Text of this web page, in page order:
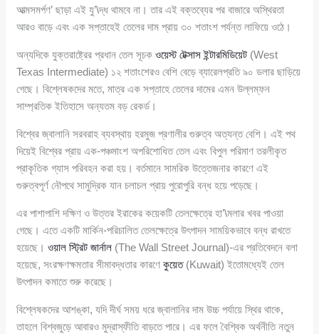
আত্মসমর্পণ’ ছাড়া এই যু’\দ্ধ থামবে না। তার এই বক্তব্যের পর বাজারে অস্থিরতা
আরও বাড়ে এবং এক সপ্তাহেই তেলের দাম প্রায় ৩০ শতাংশ পর্যন্ত লাফিয়ে ওঠে।
অন্যদিকে যুক্তরাষ্ট্রের প্রধান তেল সূচকওয়েস্ট টেক্সাস ইন্টারমিডিয়েট (West
Texas Intermediate) ১২ শতাংশেরও বেশি বেড়ে ব্যারেলপ্রতি ৯০ ডলার ছাড়িয়ে
গেছে। বিশ্লেষকদের মতে, মাত্র এক সপ্তাহে তেলের দামের এমন উল্লম্ফন
সাম্প্রতিক ইতিহাসে অন্যতম বড় রেকর্ড।
বিশ্বের জ্বালানি সরবরাহ ব্যবস্থায় হরমুজ প্রণালীর গুরুত্ব অত্যন্ত বেশি। এই পথ
দিয়েই বিশ্বের প্রায় এক-পঞ্চমাংশ অপরিশোধিত তেল এবং বিপুল পরিমাণ তরলীকৃত
প্রাকৃতিক গ্যাস পরিবহন করা হয়। বর্তমানে সামরিক উত্তেজনার কারণে এই
গুরুত্বপূর্ণ নৌপথে সামুদ্রিক যান চলাচল প্রায় পুরোপুরি বন্ধ হয়ে পড়েছে।
এর পাশাপাশি দক্ষিণ ও উত্তর ইরাকের কয়েকটি তেলক্ষেত্রে হা’\মলার খবর পাওয়া
গেছে। এতে একটি মার্কিন-পরিচালিত তেলক্ষেত্রে উৎপাদন সাময়িকভাবে বন্ধ রাখতে
হয়েছে।ওয়াল স্ট্রিট জার্নাল (The Wall Street Journal)-এর প্রতিবেদনে বলা
হয়েছে, সংরক্ষণক্ষমতার সীমাবদ্ধতার কারণেকুয়েত(Kuwait) ইতোমধ্যেই তেল
উৎপাদন কমাতে শুরু করেছে।
বিশ্লেষকদের আশঙ্কা, যদি দীর্ঘ সময় ধরে জ্বালানির দাম উচ্চ পর্যায়ে স্থির থাকে,
তাহলে বিশ্বজুড়ে আবারও মুদ্রাস্ফীতি বাড়তে পারে। এর ফলে বৈশ্বিক অর্থনীতি নতুন